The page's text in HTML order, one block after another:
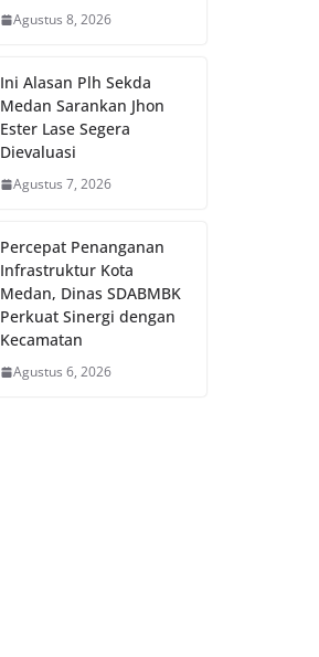
Agustus 8, 2026
Ini Alasan Plh Sekda
Medan Sarankan Jhon
Ester Lase Segera
Dievaluasi
Agustus 7, 2026
Percepat Penanganan
Infrastruktur Kota
Medan, Dinas SDABMBK
Perkuat Sinergi dengan
Kecamatan
Agustus 6, 2026